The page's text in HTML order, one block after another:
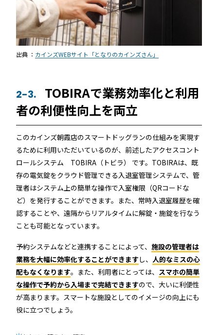
出典 ： カインズWEBサイト「となりのカインズさん」
2-3.
TOBIRAで業務効率化と利用
者の利便性向上を両立
このカインズ朝霞店のスマートドッグランの仕組みを実現す
るために利用いただいているのが、前述したアクセスコント
ロールシステム TOBIRA（トビラ） です。TOBIRAは、既
存の電気錠をクラウド管理できる入退室管理システムで、管
理者はシステム上の簡単な操作で入室権限（QRコードな
ど）を発行することができます。また、常時入退室履歴を確
認することや、遠隔からリアルタイムに解錠・施錠を行なう
ことも可能となっています。
予約システムなどと連携することによって、 施設の管理者は
業務を大幅に効率化することができます し、 人的なミスの心
配もなくなります。また、利用者にとっては、 スマホの簡単
な操作で予約から入場まで完結できますので、大いに利便性
が高まります。スマートな施設としてのイメージの向上にも
役に立つでしょう。